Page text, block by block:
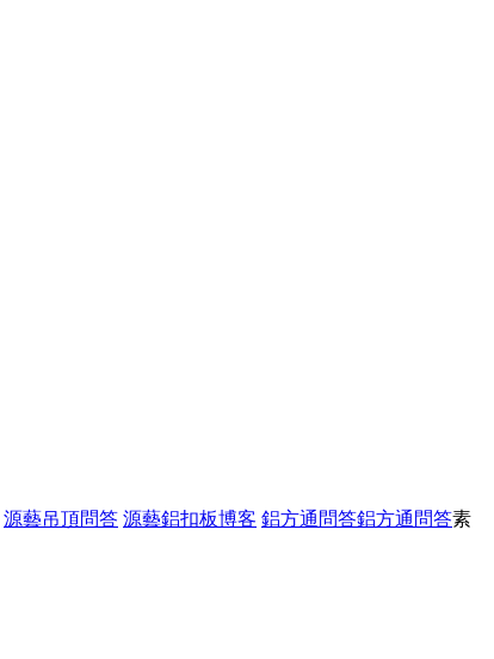
源藝吊頂問答 源藝鋁扣板博客 鋁方通問答鋁方通問答素